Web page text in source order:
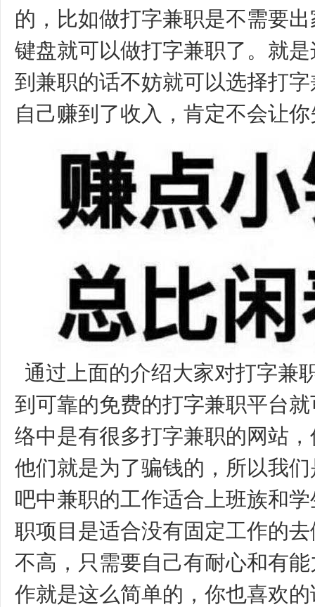
的，比如做打字兼职是不需要
键盘就可以做打字兼职了。就
到兼职的话不妨就可以选择打
自己赚到了收入，肯定不会让
通过上面的介绍大家对打字兼
到可靠的免费的打字兼职平台
络中是有很多打字兼职的网站
他们就是为了骗钱的，所以我
吧中兼职的工作适合上班族和
职项目是适合没有固定工作的
不高，只需要自己有耐心和有
作就是这么简单的，你也喜欢